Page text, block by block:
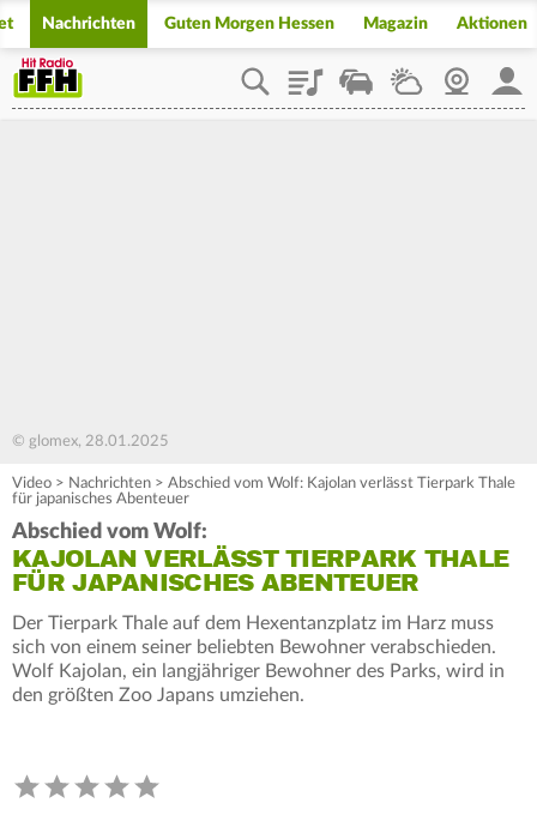
Nachrichten Guten Morgen Hessen Magazin Aktionen
PlaylistStaupilotWetterWebcam
© glomex, 28.01.2025
Video > Nachrichten > Abschied vom Wolf: Kajolan verlässt Tierpark Thale
für japanisches Abenteuer
Abschied vom Wolf:
KAJOLAN VERLÄSST TIERPARK THALE
FÜR JAPANISCHES ABENTEUER
Der Tierpark Thale auf dem Hexentanzplatz im Harz muss
sich von einem seiner beliebten Bewohner verabschieden.
Wolf Kajolan, ein langjähriger Bewohner des Parks, wird in
den größten Zoo Japans umziehen.